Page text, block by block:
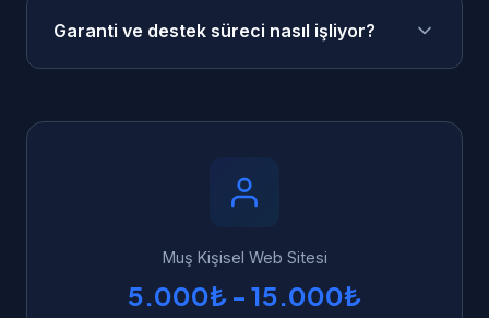
mevcuttur.
Google'ın en güncel SEO standartlarına
uygun olarak hazırlanmaktadır. Schema.org
optimizasyonu, mobil uyumluluk ve hızlı
Garanti ve destek süreci nasıl işliyor?
ve sorunlar ücretsiz olarak giderilir.
Muş Kişisel Web Sitesi
5.000₺ - 15.000₺